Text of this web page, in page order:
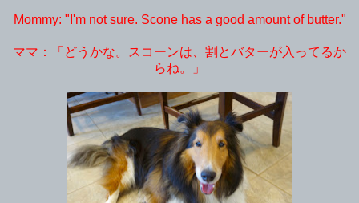
Mommy: "I'm not sure. Scone has a good amount of butter."
ママ：「どうかな。スコーンは、割とバターが入ってるか
らね。」